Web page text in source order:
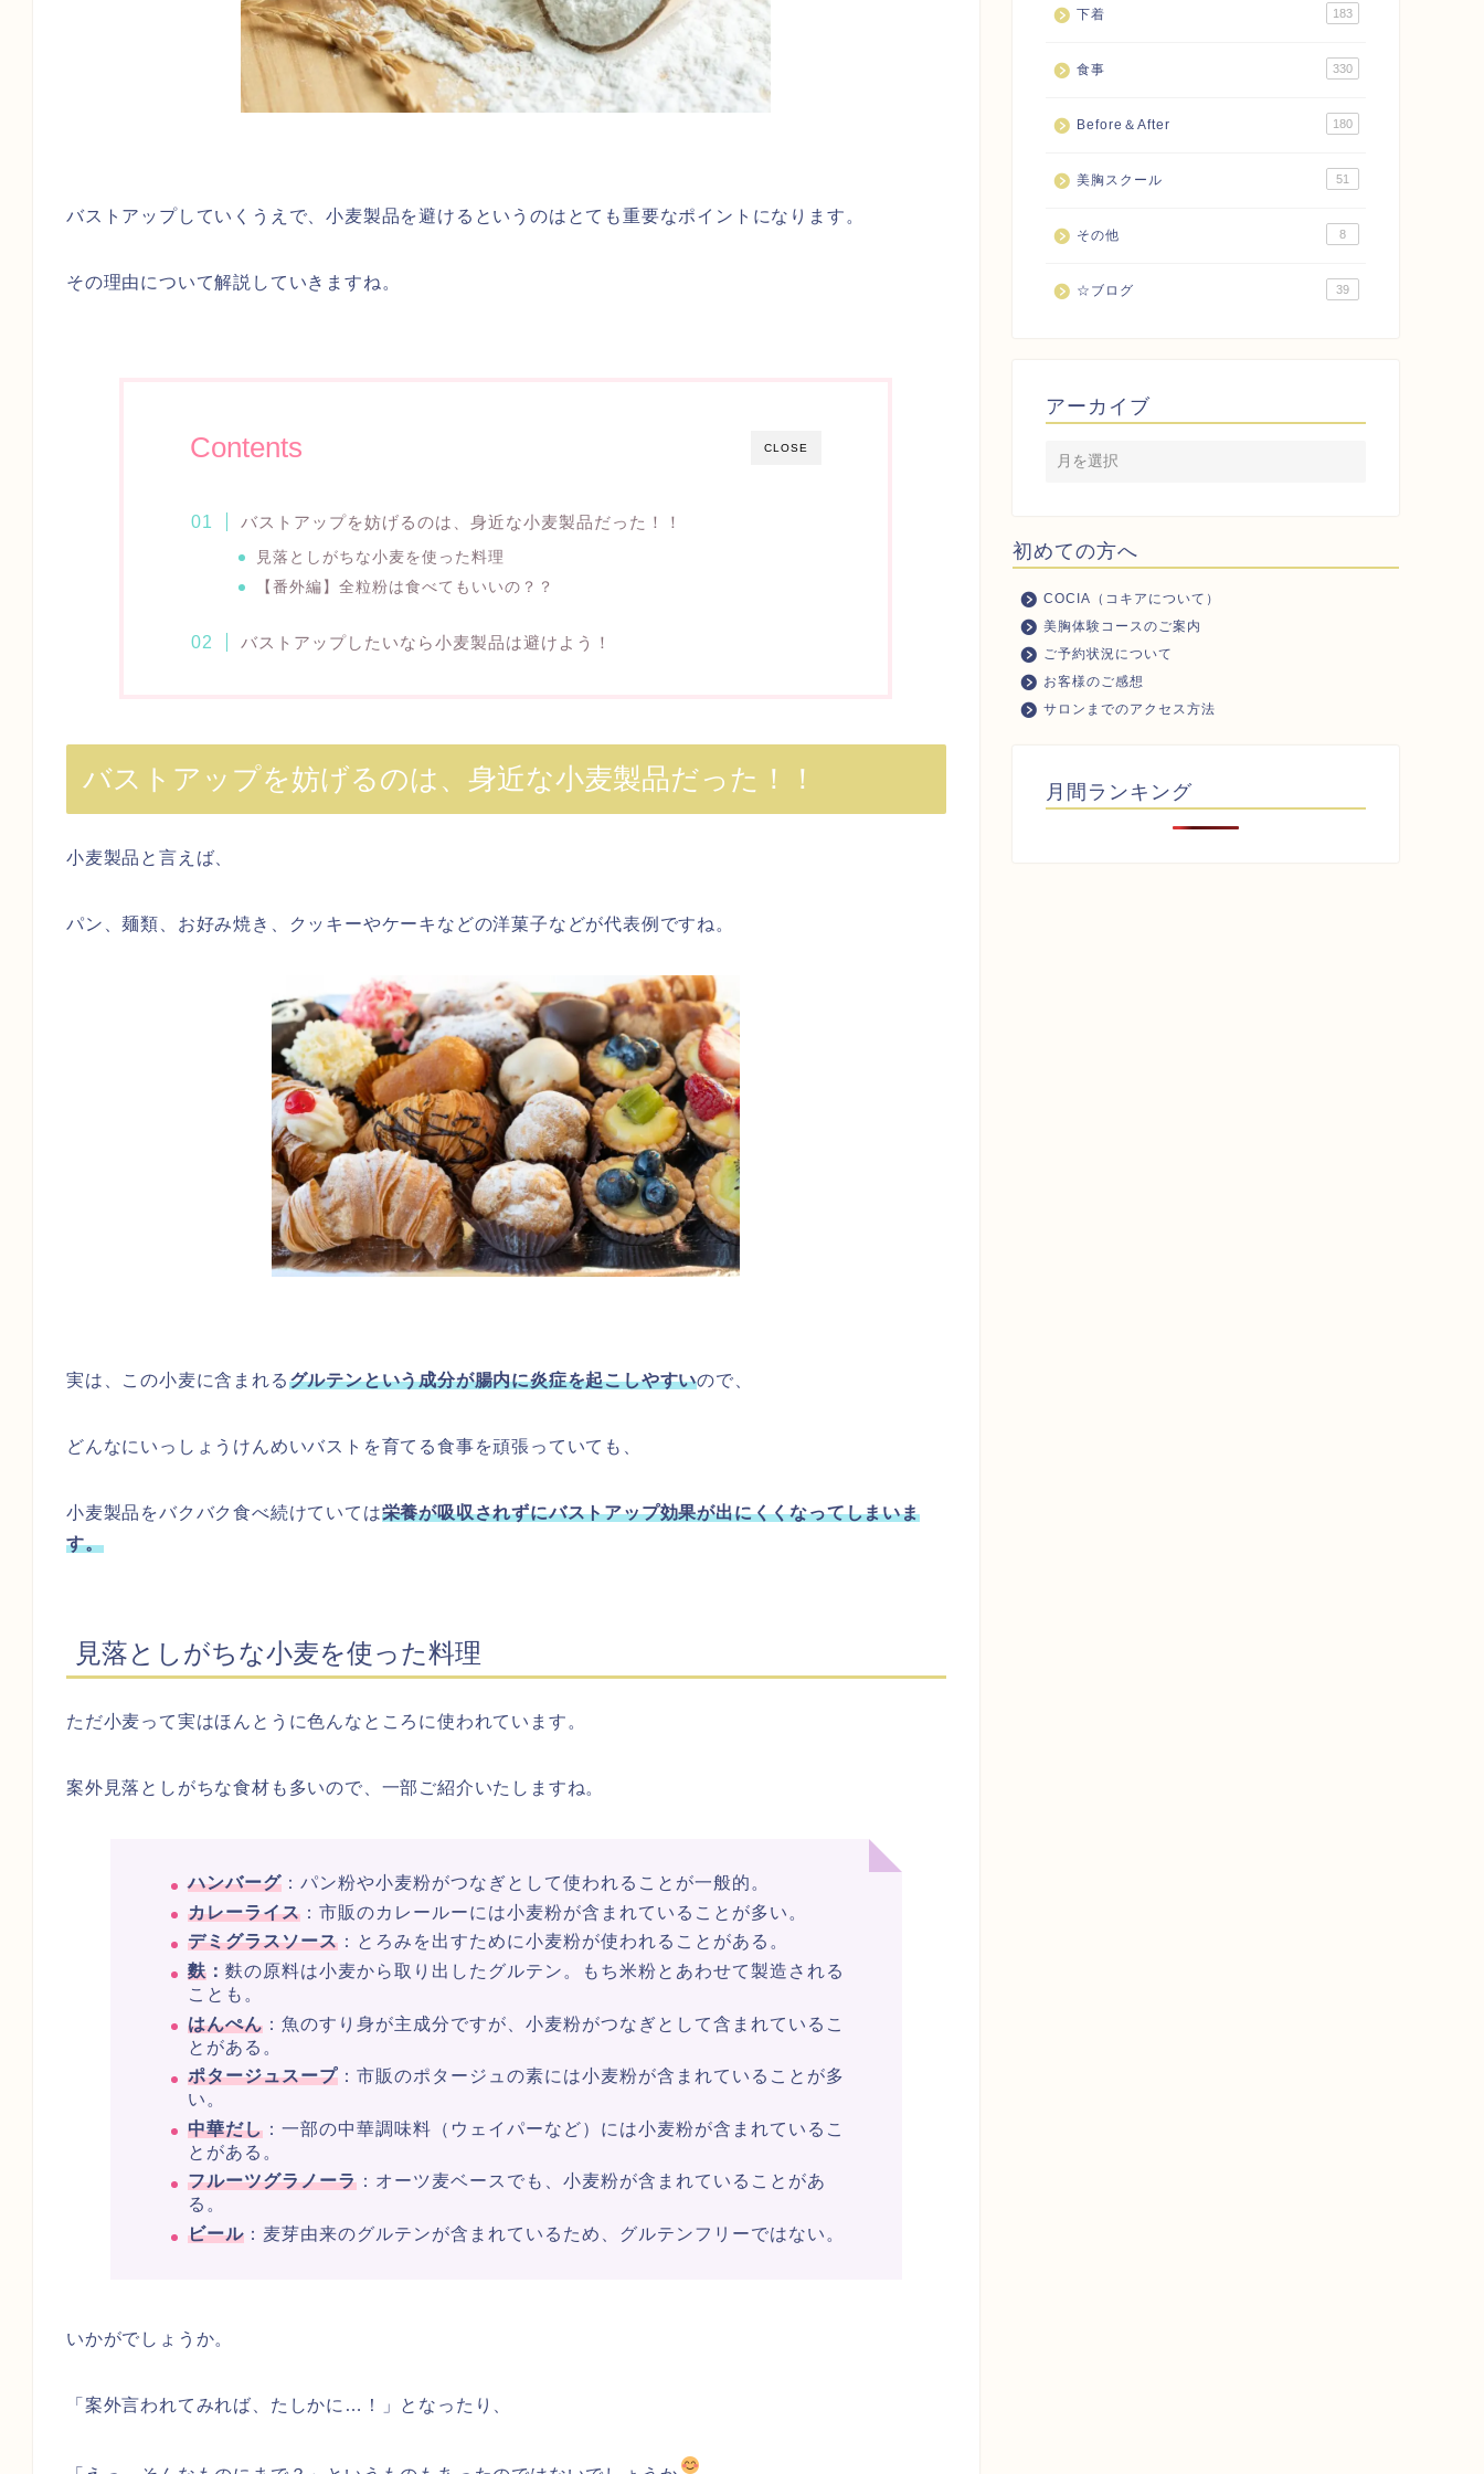
バストアップしていくうえで、小麦製品を避けるというのはとても重要なポイントになります。
その理由について解説していきますね。
CLOSE
Contents
バストアップを妨げるのは、身近な小麦製品だった！！
見落としがちな小麦を使った料理
【番外編】全粒粉は食べてもいいの？？
バストアップしたいなら小麦製品は避けよう！
バストアップを妨げるのは、身近な小麦製品だった！！
小麦製品と言えば、
パン、麺類、お好み焼き、クッキーやケーキなどの洋菓子などが代表例ですね。
実は、この小麦に含まれるグルテンという成分が腸内に炎症を起こしやすいので、
どんなにいっしょうけんめいバストを育てる食事を頑張っていても、
小麦製品をバクバク食べ続けていては栄養が吸収されずにバストアップ効果が出にくくなってしまいま
す。
見落としがちな小麦を使った料理
ただ小麦って実はほんとうに色んなところに使われています。
案外見落としがちな食材も多いので、一部ご紹介いたしますね。
ハンバーグ：パン粉や小麦粉がつなぎとして使われることが一般的。
カレーライス：市販のカレールーには小麦粉が含まれていることが多い。
デミグラスソース：とろみを出すために小麦粉が使われることがある。
麩： 麩の原料は小麦から取り出したグルテン。もち米粉とあわせて製造される
ことも。
はんぺん：魚のすり身が主成分ですが、小麦粉がつなぎとして含まれているこ
とがある。
ポタージュスープ：市販のポタージュの素には小麦粉が含まれていることが多
い。
中華だし：一部の中華調味料（ウェイパーなど）には小麦粉が含まれているこ
とがある。
フルーツグラノーラ：オーツ麦ベースでも、小麦粉が含まれていることがあ
る。
ビール：麦芽由来のグルテンが含まれているため、グルテンフリーではない。
いかがでしょうか。
「案外言われてみれば、たしかに…！」となったり、
下着 183
食事 330
Before＆After 180
美胸スクール 51
その他 8
☆ブログ 39
アーカイブ
初めての方へ
COCIA（コキアについて）
美胸体験コースのご案内
ご予約状況について
お客様のご感想
サロンまでのアクセス方法
月間ランキング